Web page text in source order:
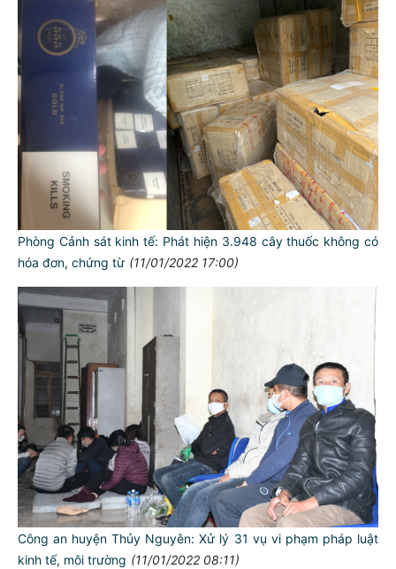
Phòng Cảnh sát kinh tế: Phát hiện 3.948 cây thuốc không có
hóa đơn, chứng từ (11/01/2022 17:00)
Công an huyện Thủy Nguyên: Xử lý 31 vụ vi phạm pháp luật
kinh tế, môi trường (11/01/2022 08:11)